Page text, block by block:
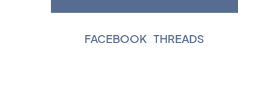
FACEBOOK THREADS